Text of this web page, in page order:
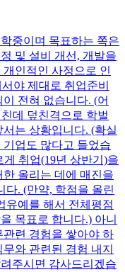
중이며 목표하는 쪽은
및 설비 개선, 개발을
인적인 사정으로 인
야 제대로 취업준비
전혀 없습니다. (어
데 덮친격으로 학벌
는 상황입니다. (확실
업도 많다고 들었습
취업(19년 상반기)을
올리는 데에 매진을
다. (만약, 학점을 올린
유예를 해서 전체평점
목표로 합니다.) 아니
련 경험을 쌓아야 하
와 관련된 경험 내지
주시면 감사드리겠습